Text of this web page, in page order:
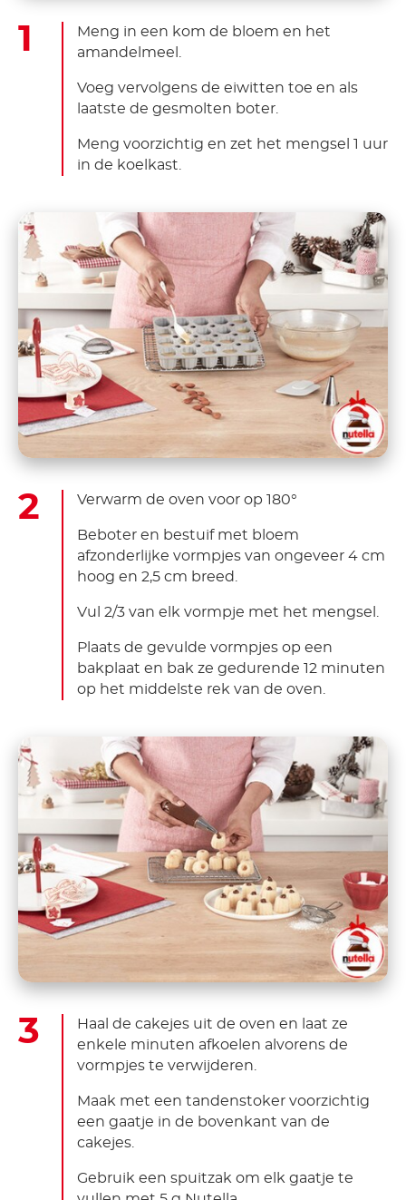
Meng in een kom de bloem en het
amandelmeel.
Voeg vervolgens de eiwitten toe en als
laatste de gesmolten boter.
Meng voorzichtig en zet het mengsel 1 uur
in de koelkast.
Verwarm de oven voor op 180°
Beboter en bestuif met bloem
afzonderlijke vormpjes van ongeveer 4 cm
hoog en 2,5 cm breed.
Vul 2/3 van elk vormpje met het mengsel.
Plaats de gevulde vormpjes op een
bakplaat en bak ze gedurende 12 minuten
op het middelste rek van de oven.
Haal de cakejes uit de oven en laat ze
enkele minuten afkoelen alvorens de
vormpjes te verwijderen.
Maak met een tandenstoker voorzichtig
een gaatje in de bovenkant van de
cakejes.
Gebruik een spuitzak om elk gaatje te